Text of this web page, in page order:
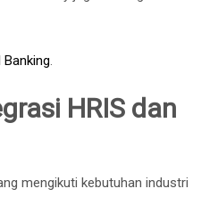
Banking.
HRIS dan
mengikuti kebutuhan industri